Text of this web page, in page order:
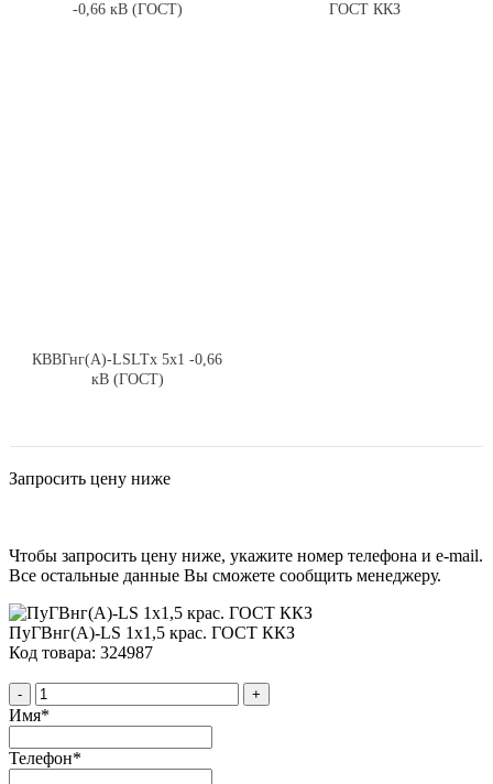
-0,66 кВ (ГОСТ)
ГОСТ ККЗ
КВВГнг(А)-LSLTx 5х1 -0,66
кВ (ГОСТ)
Запросить цену ниже
Чтобы запросить цену ниже, укажите номер телефона и e-mail.
Все остальные данные Вы сможете сообщить менеджеру.
ПуГВнг(А)-LS 1х1,5 крас. ГОСТ ККЗ
Код товара: 324987
- +
Имя*
Телефон*